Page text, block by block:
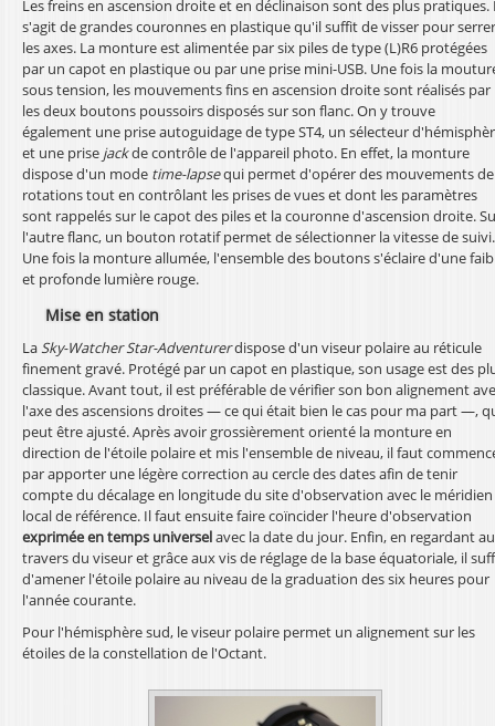
Les freins en ascension droite et en déclinaison sont des plus pratiques.
s'agit de grandes couronnes en plastique qu'il suffit de visser pour serrer
les axes. La monture est alimentée par six piles de type (L)R6 protégées
par un capot en plastique ou par une prise mini-USB. Une fois la
sous tension, les mouvements fins en ascension droite sont réalisés par
les deux boutons poussoirs disposés sur son flanc. On y trouve
également une prise autoguidage de type ST4, un sélecteur
et une prise jackde contrôle de l'appareil photo. En effet, la monture
dispose d'un mode time-lapsequi permet d'opérer des mouvements de
rotations tout en contrôlant les prises de vues et dont les paramètres
sont rappelés sur le capot des piles et la couronne d'ascension droite.
l'autre flanc, un bouton rotatif permet de sélectionner la vitesse de suivi.
Une fois la monture allumée, l'ensemble des boutons s'éclaire d'une
et profonde lumière rouge.
Mise en station
La Sky-Watcher Star-Adventurerdispose d'un viseur polaire au réticule
finement gravé. Protégé par un capot en plastique, son usage est des
classique. Avant tout, il est préférable de vérifier son bon alignement
l'axe des ascensions droites — ce qui était bien le cas pour ma part —,
peut être ajusté. Après avoir grossièrement orienté la monture en
direction de l'étoile polaire et mis l'ensemble de niveau, il faut
par apporter une légère correction au cercle des dates afin de tenir
compte du décalage en longitude du site d'observation avec le méridien
local de référence. Il faut ensuite faire coïncider l'heure d'observation
exprimée en temps universelavec la date du jour. Enfin, en regardant au
travers du viseur et grâce aux vis de réglage de la base équatoriale, il
d'amener l'étoile polaire au niveau de la graduation des six heures pour
l'année courante.
Pour l'hémisphère sud, le viseur polaire permet un alignement sur les
étoiles de la constellation de l'Octant.